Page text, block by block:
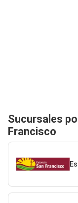
Sucursales
Francisco